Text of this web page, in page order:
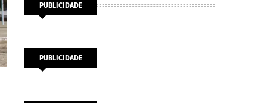
PUBLICIDADE
PUBLICIDADE